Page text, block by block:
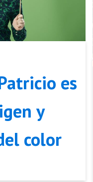
es
y
color